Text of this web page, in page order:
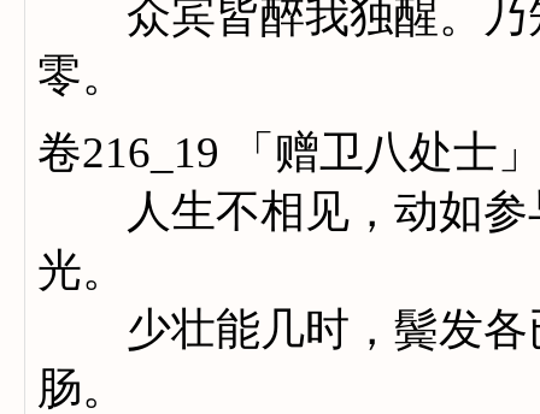
众宾皆醉我独醒。乃
零。
卷216_19 「赠卫八处士
人生不相见，动如参
光。
少壮能几时，鬓发各
肠。